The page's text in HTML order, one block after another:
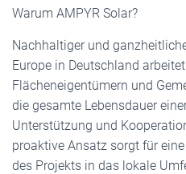
Warum AMPYR Solar?
Nachhaltiger und
Europe in Deutschland
Flächeneigentümern und
die gesamte Lebensdauer
Unterstützung und
proaktive Ansatz sorgt für
des Projekts in das lokale